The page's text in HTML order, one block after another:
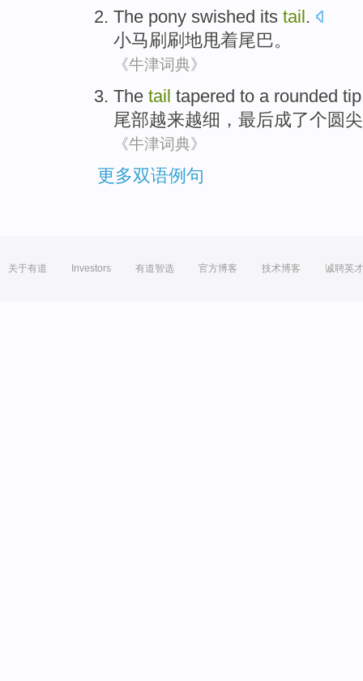
The pony swished its tail.
小马刷刷地甩着尾巴。
《牛津词典》
The tail tapered to a rounded tip
尾部越来越细 ，最后成了个圆
《牛津词典》
更多双语例句
关于有道 Investors 有道智选 官方博客 技术博客 诚聘英才